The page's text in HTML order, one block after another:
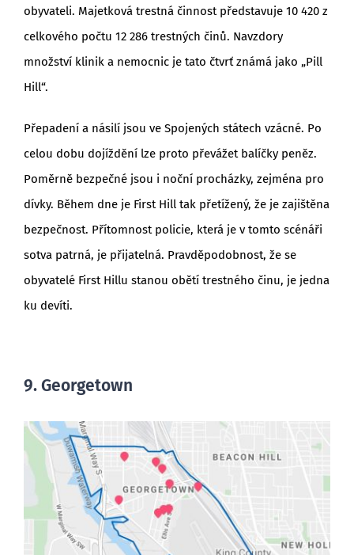
obyvateli. Majetková trestná činnost představuje 10 420 z
celkového počtu 12 286 trestných činů. Navzdory
množství klinik a nemocnic je tato čtvrť známá jako „Pill
Hill“.
Přepadení a násilí jsou ve Spojených státech vzácné. Po
celou dobu dojíždění lze proto převážet balíčky peněz.
Poměrně bezpečné jsou i noční procházky, zejména pro
dívky. Během dne je First Hill tak přetížený, že je zajištěna
bezpečnost. Přítomnost policie, která je v tomto scénáři
sotva patrná, je přijatelná. Pravděpodobnost, že se
obyvatelé First Hillu stanou obětí trestného činu, je jedna
ku devíti.
9. Georgetown